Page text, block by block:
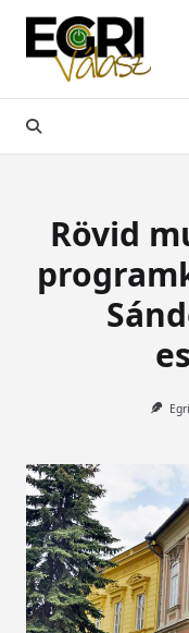
Skip
content
Rövid